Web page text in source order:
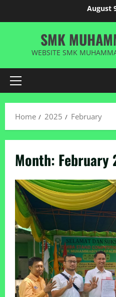
August
SMK
WEBSITE SMK
Primary
Home 2025 February
Month: February